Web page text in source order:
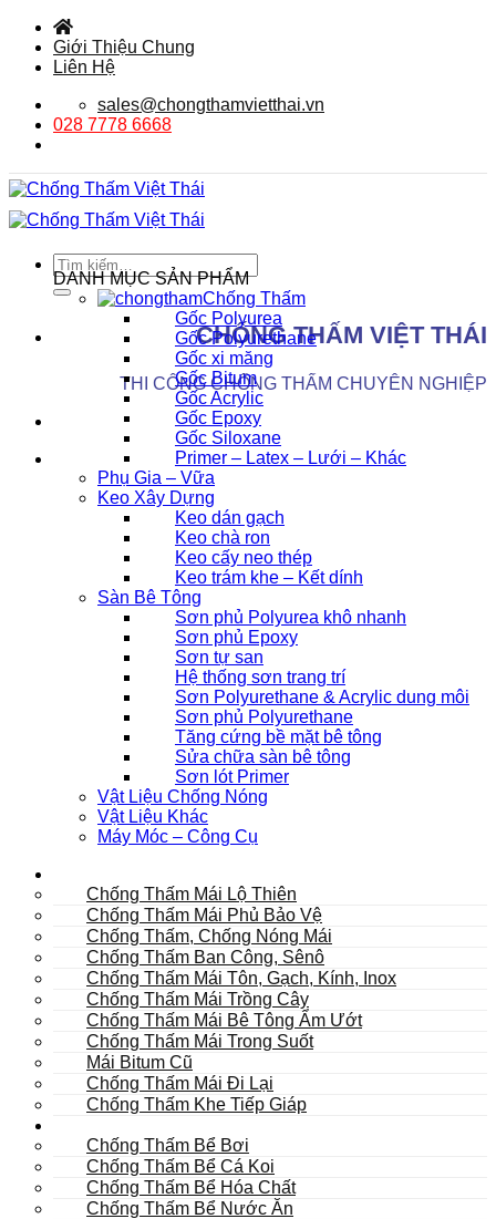
qua
Giới Thiệu Chung
Liên Hệ
sales@chongthamvietthai.vn
028 7778 6668
Tìm
kiếm:
CHỐNG THẤM VIỆT THÁI
THI CÔNG CHỐNG THẤM CHUYÊN NGHIỆP
DANH MỤC SẢN PHẨM
Chống Thấm
Gốc Polyurea
Gốc Polyurethane
Gốc xi măng
Gốc Bitum
Gốc Acrylic
Gốc Epoxy
Gốc Siloxane
Primer – Latex – Lưới – Khác
Phụ Gia – Vữa
Keo Xây Dựng
Keo dán gạch
Keo chà ron
Keo cấy neo thép
Keo trám khe – Kết dính
Sàn Bê Tông
Sơn phủ Polyurea khô nhanh
Sơn phủ Epoxy
Sơn tự san
Hệ thống sơn trang trí
Sơn Polyurethane & Acrylic dung môi
Sơn phủ Polyurethane
Tăng cứng bề mặt bê tông
Sửa chữa sàn bê tông
Sơn lót Primer
Vật Liệu Chống Nóng
Vật Liệu Khác
Máy Móc – Công Cụ
Chống Thấm Mái Lộ Thiên
Chống Thấm Mái Phủ Bảo Vệ
Chống Thấm, Chống Nóng Mái
Chống Thấm Ban Công, Sênô
Chống Thấm Mái Tôn, Gạch, Kính, Inox
Chống Thấm Mái Trồng Cây
Chống Thấm Mái Bê Tông Ẩm Ướt
Chống Thấm Mái Trong Suốt
Mái Bitum Cũ
Chống Thấm Mái Đi Lại
Chống Thấm Khe Tiếp Giáp
Chống Thấm Bể Bơi
Chống Thấm Bể Cá Koi
Chống Thấm Bể Hóa Chất
Chống Thấm Bể Nước Ăn